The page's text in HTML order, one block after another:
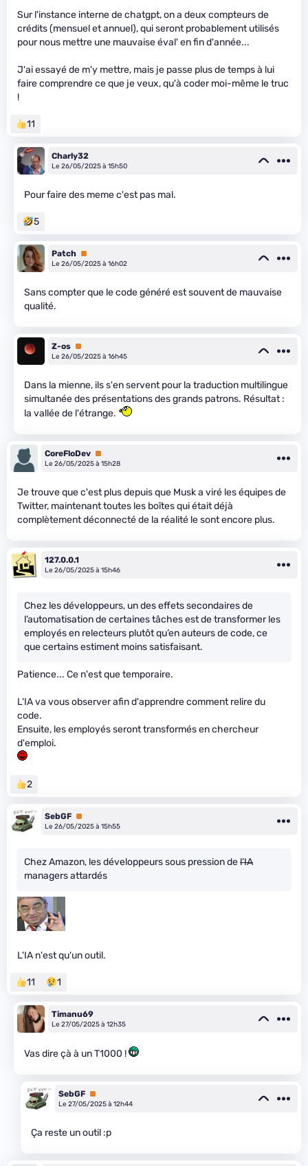
Sur l'instance interne de chatgpt, on a deux compteurs de
crédits (mensuel et annuel), qui seront probablement utilisés
pour nous mettre une mauvaise éval' en fin d'année...
J'ai essayé de m'y mettre, mais je passe plus de temps à lui
faire comprendre ce que je veux, qu'à coder moi-même le truc
!
11
Charly32
Le 26/05/2025 à 15h50
Pour faire des meme c'est pas mal.
5
Patch Premium
Le 26/05/2025 à 16h02
Sans compter que le code généré est souvent de mauvaise
qualité.
Z-os Premium
Le 26/05/2025 à 16h45
Dans la mienne, ils s'en servent pour la traduction multilingue
simultanée des présentations des grands patrons. Résultat :
la vallée de l'étrange.
CoreFloDev Premium
Le 26/05/2025 à 15h28
Je trouve que c'est plus depuis que Musk a viré les équipes de
Twitter, maintenant toutes les boîtes qui était déjà
complètement déconnecté de la réalité le sont encore plus.
127.0.0.1
Le 26/05/2025 à 15h46
Chez les développeurs, un des effets secondaires de
l’automatisation de certaines tâches est de transformer les
employés en relecteurs plutôt qu’en auteurs de code, ce
que certains estiment moins satisfaisant.
Patience... Ce n'est que temporaire.
L'IA va vous observer afin d'apprendre comment relire du
code.
Ensuite, les employés seront transformés en chercheur
d'emploi.
2
SebGF Premium
Le 26/05/2025 à 15h55
Chez Amazon, les développeurs sous pression del’IA
managers attardés
L'IA n'est qu'un outil.
11 1
Timanu69
Le 27/05/2025 à 12h35
Vas dire çà à un T1000 !
SebGF Premium
Le 27/05/2025 à 12h44
Ça reste un outil :p